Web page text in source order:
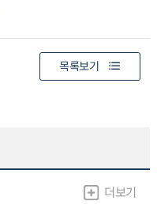
목록보기
더보기